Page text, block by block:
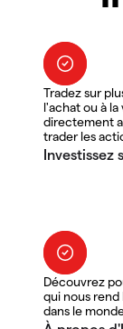
Tradez sur
l'achat ou à
directement
trader les
Découvrez
qui nous rend
dans le